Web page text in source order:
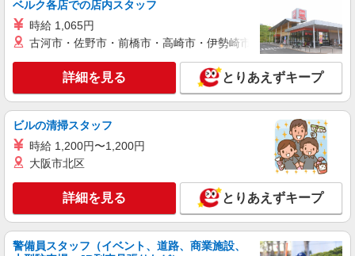
ベルク各店での店内スタッフ
時給 1,065円
古河市・佐野市・前橋市・高崎市・伊勢崎市・太田市・館林市
詳細を見る とりあえずキープ
ビルの清掃スタッフ
時給 1,200円〜1,200円
大阪市北区
詳細を見る とりあえずキープ
警備員スタッフ（イベント、道路、商業施設、